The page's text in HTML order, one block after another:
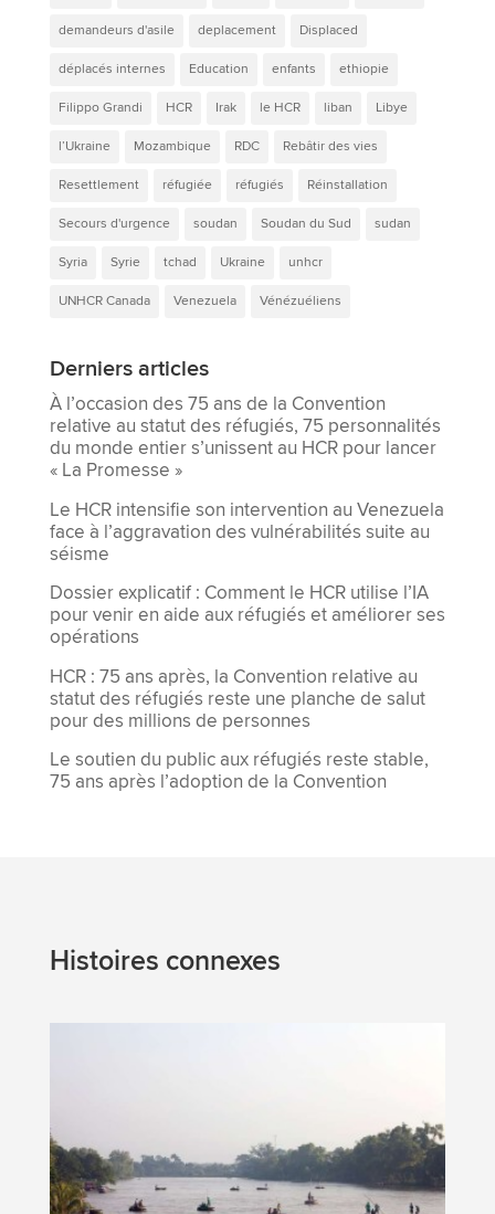
demandeurs d'asile deplacement Displaced
déplacés internes Education enfants ethiopie
Filippo Grandi HCR Irak le HCR liban Libye
l’Ukraine Mozambique RDC Rebâtir des vies
Resettlement réfugiée réfugiés Réinstallation
Secours d'urgence soudan Soudan du Sud sudan
Syria Syrie tchad Ukraine unhcr
UNHCR Canada Venezuela Vénézuéliens
Derniers articles
À l’occasion des 75 ans de la Convention
relative au statut des réfugiés, 75 personnalités
du monde entier s’unissent au HCR pour lancer
« La Promesse »
Le HCR intensifie son intervention au Venezuela
face à l’aggravation des vulnérabilités suite au
séisme
Dossier explicatif : Comment le HCR utilise l’IA
pour venir en aide aux réfugiés et améliorer ses
opérations
HCR : 75 ans après, la Convention relative au
statut des réfugiés reste une planche de salut
pour des millions de personnes
Le soutien du public aux réfugiés reste stable,
75 ans après l’adoption de la Convention
Histoires connexes